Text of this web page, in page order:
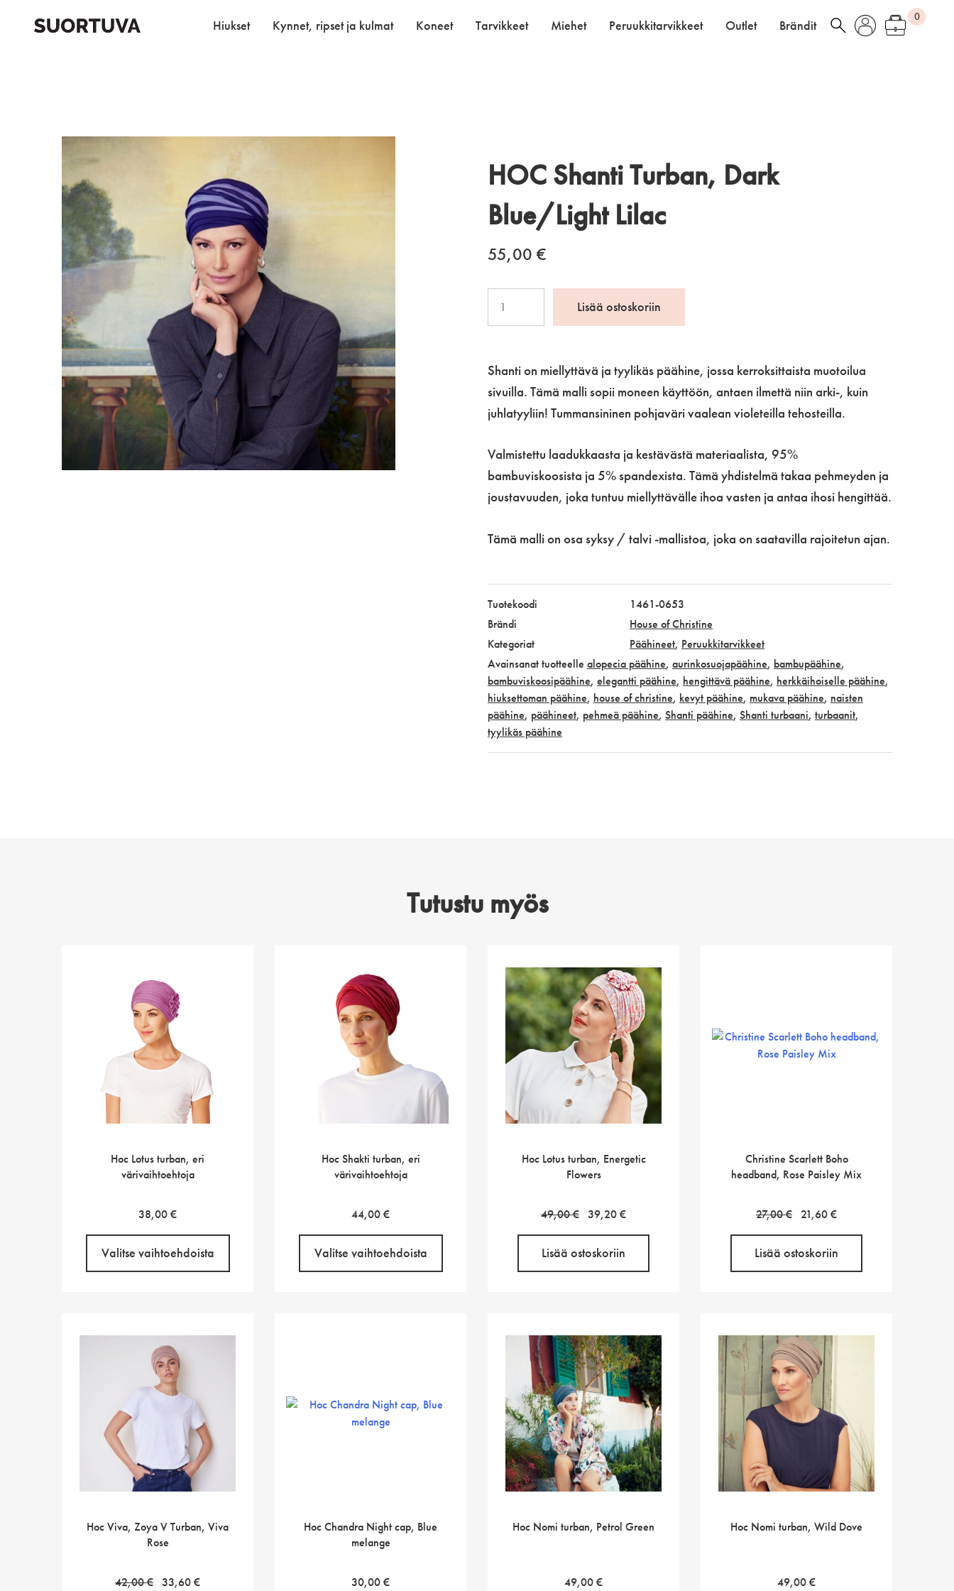
Hiukset Kynnet, ripset ja kulmat Koneet Tarvikkeet Miehet Peruukkitarvikkeet Outlet Brändit
0
HOC Shanti Turban, Dark
Blue/Light Lilac
55,00 €
Dark
Blue/Light
Lilac
Lisää ostoskoriin
Shanti on miellyttävä ja tyylikäs päähine, jossa kerroksittaista muotoilua
sivuilla. Tämä malli sopii moneen käyttöön, antaen ilmettä niin arki-, kuin
juhlatyyliin! Tummansininen pohjaväri vaalean violeteilla tehosteilla.
Valmistettu laadukkaasta ja kestävästä materiaalista, 95%
bambuviskoosista ja 5% spandexista. Tämä yhdistelmä takaa pehmeyden ja
joustavuuden, joka tuntuu miellyttävälle ihoa vasten ja antaa ihosi hengittää.
Tämä malli on osa syksy / talvi -mallistoa, joka on saatavilla rajoitetun ajan.
Tuotekoodi
1461-0653
Brändi
House of Christine
Kategoriat
Päähineet, Peruukkitarvikkeet
Avainsanat tuotteelle alopecia päähine, aurinkosuojapäähine, bambupäähine,
bambuviskoosipäähine, elegantti päähine, hengittävä päähine, herkkäihoiselle päähine,
hiuksettoman päähine, house of christine, kevyt päähine, mukava päähine, naisten
päähine, päähineet, pehmeä päähine, Shanti päähine, Shanti turbaani, turbaanit,
tyylikäs päähine
Tutustu myös
Hoc Lotus turban, eri
värivaihtoehtoja
38,00€
Valitse vaihtoehdoista
Hoc Shakti turban, eri
värivaihtoehtoja
44,00€
Valitse vaihtoehdoista
Hoc Lotus turban, Energetic
Flowers
49,00€
Alkuperäinen
oli:
39,20€
Lisää ostoskoriin
Christine Scarlett Boho
headband, Rose Paisley Mix
27,00€
Alkuperäinen
oli:
21,60€
Lisää ostoskoriin
Hoc Viva, Zoya V Turban, Viva
Rose
42,00€
Alkuperäinen
33,60€
Hoc Chandra Night cap, Blue
melange
30,00€
Hoc Nomi turban, Petrol Green
49,00€
Hoc Nomi turban, Wild Dove
49,00€